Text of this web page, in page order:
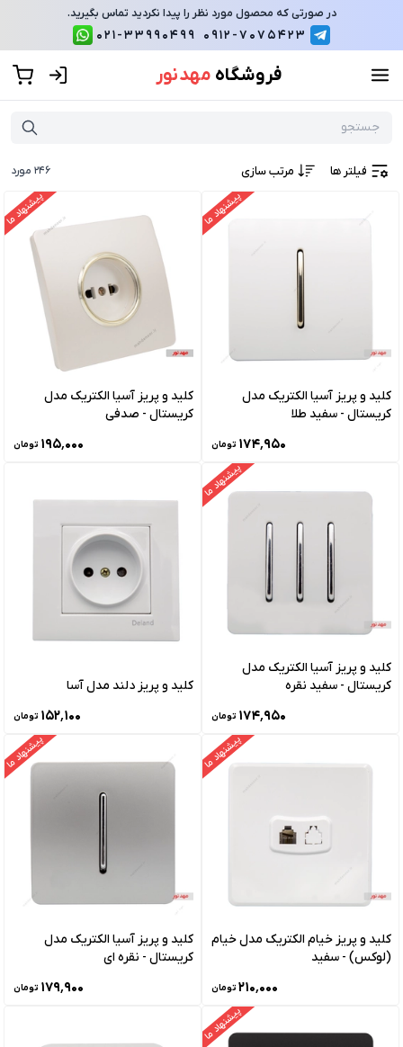
در صورتی که محصول مورد نظر را پیدا نکردید تماس بگیرید.
0912-7075423
021-33990499
فروشگاه مهد نور
فیلتر ها مرتب سازی 246 مورد
پیشنهاد ما
کلید و پریز آسیا الکتریک مدل
کریستال - سفید طلا
۱۷۴٬۹۵۰ تومان
پیشنهاد ما
کلید و پریز آسیا الکتریک مدل
کریستال - صدفی
۱۹۵٬۰۰۰ تومان
پیشنهاد ما
کلید و پریز آسیا الکتریک مدل
کریستال - سفید نقره
۱۷۴٬۹۵۰ تومان
کلید و پریز دلند مدل آسا
۱۵۲٬۱۰۰ تومان
پیشنهاد ما
کلید و پریز خیام الکتریک مدل خیام
(لوکس) - سفید
۲۱۰٬۰۰۰ تومان
پیشنهاد ما
کلید و پریز آسیا الکتریک مدل
کریستال - نقره ای
۱۷۹٬۹۰۰ تومان
پیشنهاد ما